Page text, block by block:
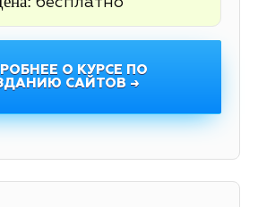
О КУРСЕ ПО
САЙТОВ →